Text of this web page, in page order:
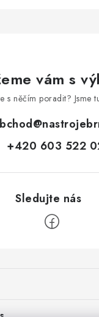
vám s
s něčím poradit? Jsme
@
+420 603 522